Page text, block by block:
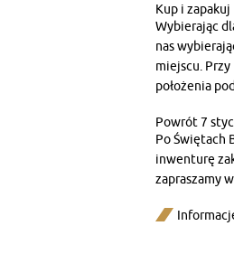
Kup i zapakuj
Wybierając
nas
miejscu.
położenia
Powrót 7
Po Świętach
inwenturę
zapraszamy